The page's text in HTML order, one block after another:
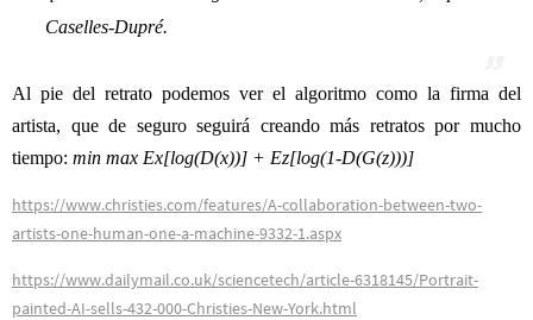
Caselles-Dupré.
Al pie del retrato podemos ver el algoritmo como la firma del
artista, que de seguro seguirá creando más retratos por mucho
tiempo: min max Ex[log(D(x))] + Ez[log(1-D(G(z)))]
https://www.christies.com/features/A-collaboration-between-two-
artists-one-human-one-a-machine-9332-1.aspx
https://www.dailymail.co.uk/sciencetech/article-6318145/Portrait-
painted-AI-sells-432-000-Christies-New-York.html